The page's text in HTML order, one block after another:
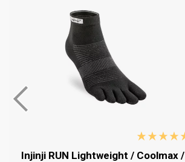
Injinji RUN Lightweight / Coolmax /